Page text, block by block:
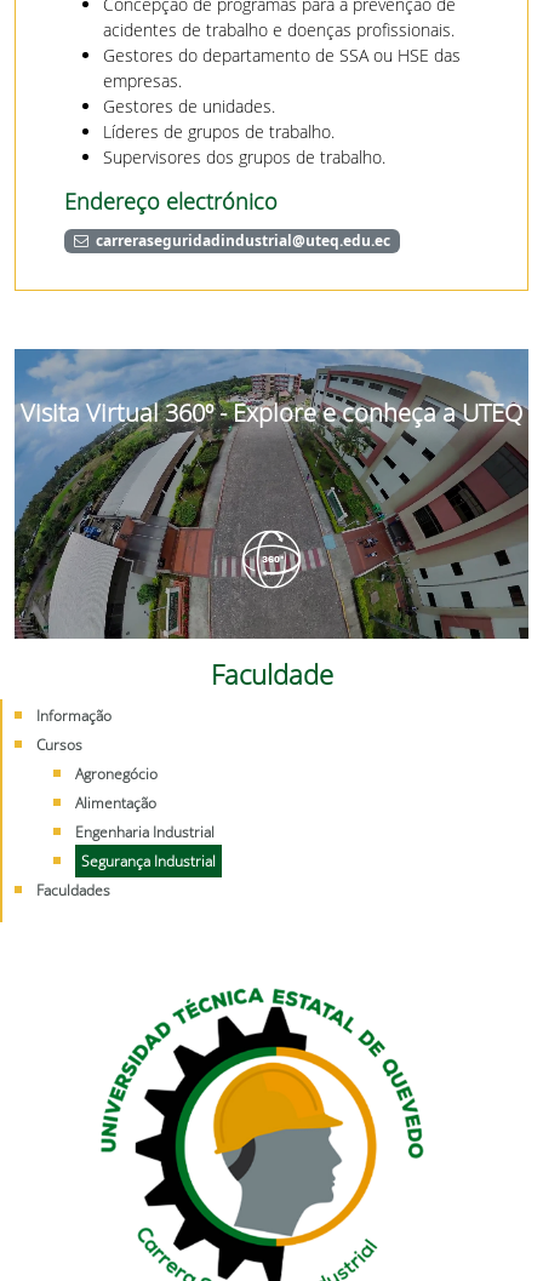
acidentes de trabalho e doenças profissionais.
Gestores do departamento de SSA ou HSE das
empresas.
Gestores de unidades.
Líderes de grupos de trabalho.
Supervisores dos grupos de trabalho.
Endereço electrónico
carreraseguridadindustrial@uteq.edu.ec
Visita Virtual 360º - Explore e conheça a UTEQ
Faculdade
Informação
Cursos
Agronegócio
Alimentação
Engenharia Industrial
Segurança Industrial
Faculdades